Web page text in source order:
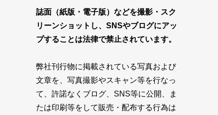
誌面（紙版・電子版）などを撮影・スク
リーンショットし、SNSやブログにアッ
プすることは法律で禁止されています。
弊社刊行物に掲載されている写真および
文章を、写真撮影やスキャン等を行なっ
て、許諾なくブログ、SNS等に公開、ま
たは印刷等をして販売・配布する行為は